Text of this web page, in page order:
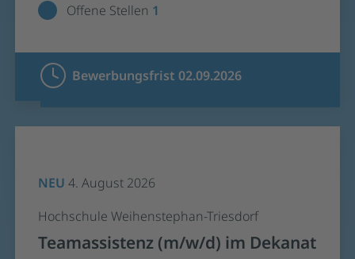
Offene Stellen 1
Bewerbungsfrist 02.09.2026
NEU 4. August 2026
Hochschule Weihenstephan-Triesdorf
Teamassistenz (m/w/d) im Dekanat